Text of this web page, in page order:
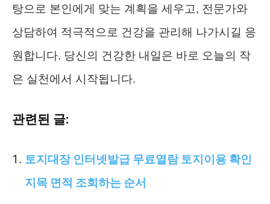
탕으로 본인에게 맞는 계획을 세우고, 전문가와
상담하여 적극적으로 건강을 관리해 나가시길 응
원합니다. 당신의 건강한 내일은 바로 오늘의 작
은 실천에서 시작됩니다.
관련된 글:
토지대장 인터넷발급 무료열람 토지이용 확인
지목 면적 조회하는 순서